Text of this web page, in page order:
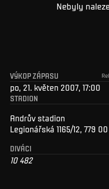
Nebyly
VÝKOP ZÁPASU
po, 21. květen 2007, 17:00
STADION
Andrův stadion
Legionářská 1165/12, 779
DIVÁCI
10 482